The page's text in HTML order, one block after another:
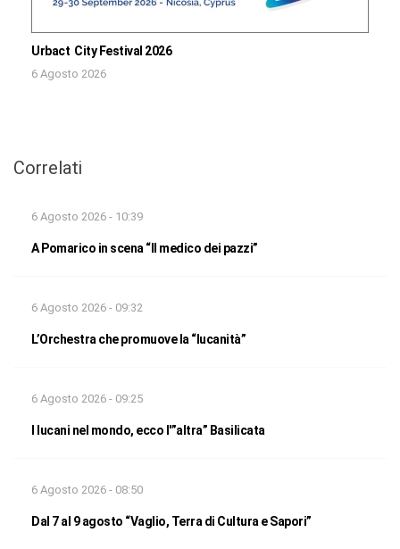
Urbact City Festival 2026
6 Agosto 2026
Correlati
6 Agosto 2026 - 10:39
A Pomarico in scena “Il medico dei pazzi”
6 Agosto 2026 - 09:32
L’Orchestra che promuove la “lucanità”
6 Agosto 2026 - 09:25
I lucani nel mondo, ecco l'”altra” Basilicata
6 Agosto 2026 - 08:50
Dal 7 al 9 agosto “Vaglio, Terra di Cultura e Sapori”